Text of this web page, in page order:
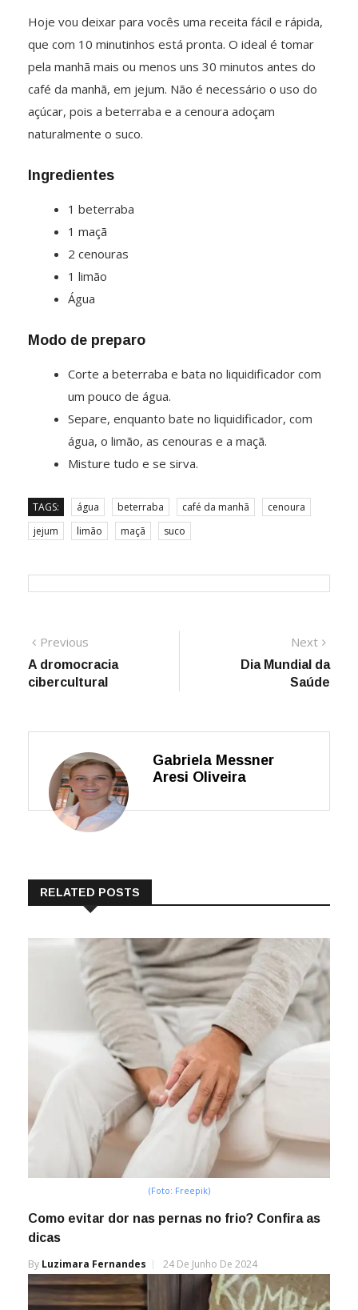
Hoje vou deixar para vocês uma receita fácil e rápida,
que com 10 minutinhos está pronta. O ideal é tomar
pela manhã mais ou menos uns 30 minutos antes do
café da manhã, em jejum. Não é necessário o uso do
açúcar, pois a beterraba e a cenoura adoçam
naturalmente o suco.
Ingredientes
1 beterraba
1 maçã
2 cenouras
1 limão
Água
Modo de preparo
Corte a beterraba e bata no liquidificador com
um pouco de água.
Separe, enquanto bate no liquidificador, com
água, o limão, as cenouras e a maçã.
Misture tudo e se sirva.
TAGS: água beterraba café da manhã
cenoura
jejum
limão maçã suco
Navegação
de
Previous
post:
A dromocracia
cibercultural
Next
post:
Dia Mundial da
Saúde
Gabriela Messner
Aresi Oliveira
RELATED POSTS
(Foto: Freepik)
Como evitar dor nas pernas no frio? Confira as
dicas
By Luzimara Fernandes 24 De Junho De 2024